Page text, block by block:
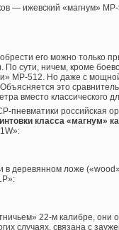
— ижевский «магнум»
его можно только
По сути, ничем, кроме
МР-512. Но даже с
это
вместо классического
пневматики российская
класса «магнум»
в деревянном ложе
22-м калибре,
случаях, связана с